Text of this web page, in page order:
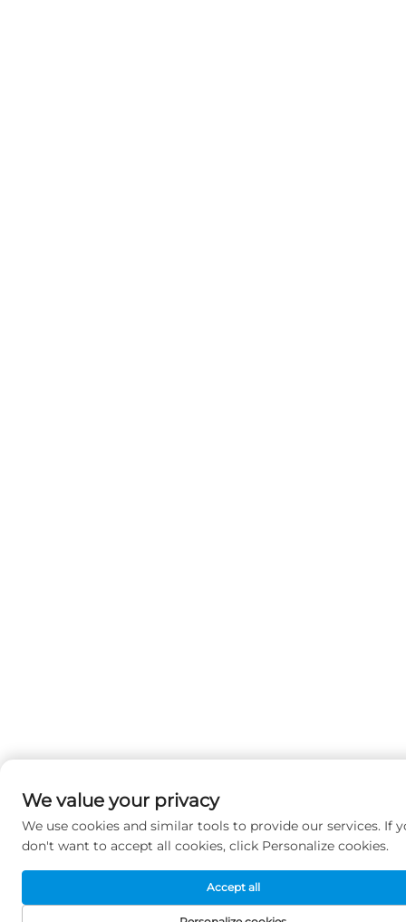
We value your privacy
We use cookies and similar tools to provide our services. If
don't want to accept all cookies, click Personalize cookies.
Accept all